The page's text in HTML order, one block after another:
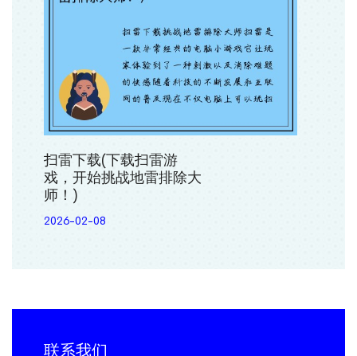
扫雷下载(下载扫雷游
戏，开始挑战地雷排除大
师！)
2026-02-08
联系我们